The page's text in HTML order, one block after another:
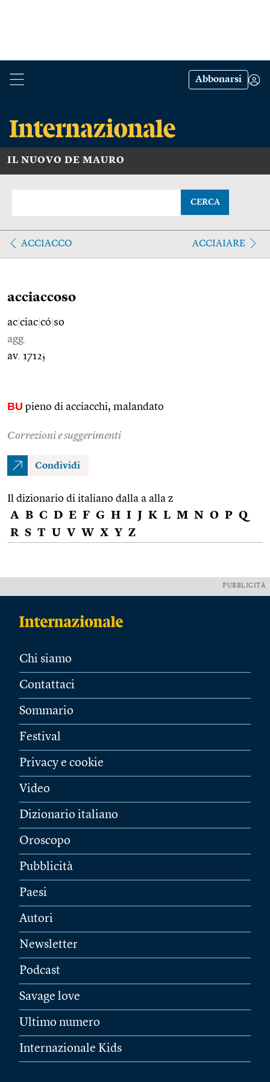
Abbonarsi
IL NUOVO DE MAURO
CERCA
ACCIACCO ACCIAIARE
acciaccoso
ac ciac có so
agg.
av. 1712;
BU pieno di acciacchi, malandato
Correzioni e suggerimenti
Condividi
Il dizionario di italiano dalla a alla z
A B C D E F G H I J K L M N O P Q
R S T U V W X Y Z
PUBBLICITÀ
Chi siamo
Contattaci
Sommario
Festival
Privacy e cookie
Video
Dizionario italiano
Oroscopo
Pubblicità
Paesi
Autori
Newsletter
Podcast
Savage love
Ultimo numero
Internazionale Kids